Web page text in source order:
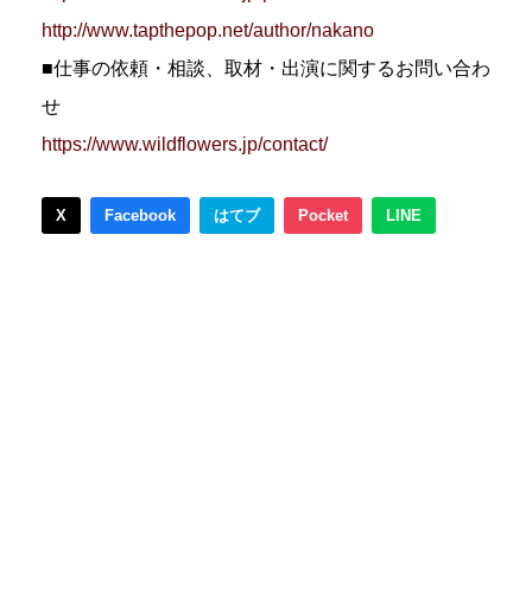
http://www.tapthepop.net/author/nakano
■仕事の依頼・相談、取材・出演に関するお問い合わ
せ
https://www.wildflowers.jp/contact/
X Facebook はてブ Pocket LINE